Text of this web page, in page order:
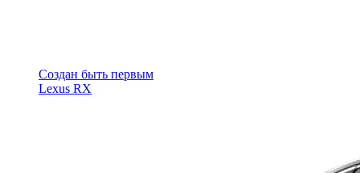
Cоздан быть первым
Lexus RX